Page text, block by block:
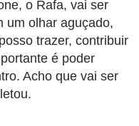
o Rafa, vai ser
um olhar aguçado,
trazer, contribuir
é poder
Acho que vai ser